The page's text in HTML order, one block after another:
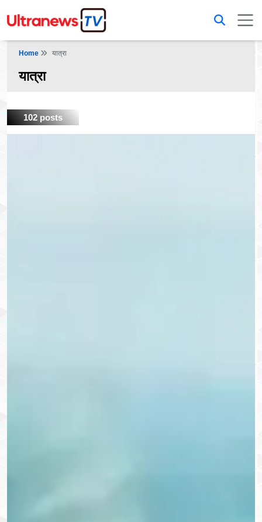
Home यात्रा
यात्रा
102 posts